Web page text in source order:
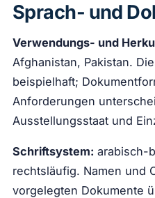
Sprach- und
Verwendungs- und
Afghanistan, Pakistan.
beispielhaft;
Anforderungen
Ausstellungsstaat und
Schriftsystem: arabisch-
rechtsläufig. Namen und
vorgelegten Dokumente